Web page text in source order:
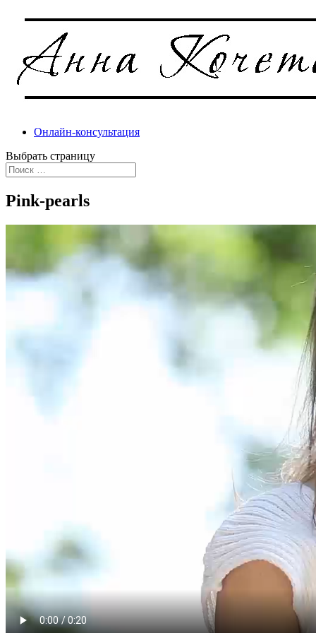
Онлайн-консультация
Выбрать страницу
Pink-pearls